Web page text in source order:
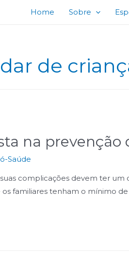
Home Sobre
de
na prevenção
Saúde
complicações devem ter
familiares tenham o mínimo